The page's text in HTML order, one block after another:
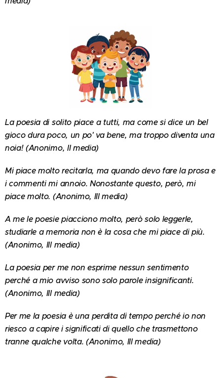
La poesia di solito piace a tutti, ma come si dice un bel
gioco dura poco, un po' va bene, ma troppo diventa una
noia! (Anonimo, II media)
Mi piace molto recitarla, ma quando devo fare la prosa e
i commenti mi annoio. Nonostante questo, però, mi
piace molto. (Anonimo, III media)
A me le poesie piacciono molto, però solo leggerle,
studiarle a memoria non è la cosa che mi piace di più.
(Anonimo, Ill media)
La poesia per me non esprime nessun sentimento
perché a mio avviso sono solo parole insignificanti.
(Anonimo, III media)
Per me la poesia è una perdita di tempo perché io non
riesco a capire i significati di quello che trasmettono
tranne qualche volta. (Anonimo, III media)